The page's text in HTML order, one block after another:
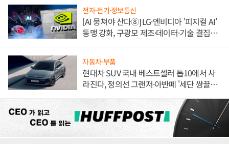
전자·전기·정보통신
[AI 뭉쳐야 산다⑧] LG·엔비디아 '피지컬 AI'
동맹 강화, 구광모 제조·데이터·기술 결집
자동차·부품
현대차 SUV 국내 베스트셀러 톱10에서 사
라진다, 정의선 그랜저·아반떼 '세단 쌍끌